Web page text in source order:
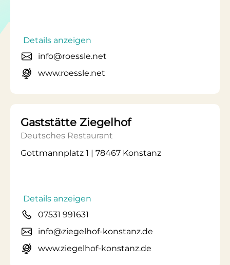
Details anzeigen
info@roessle.net
www.roessle.net
Gaststätte Ziegelhof
Deutsches Restaurant
Gottmannplatz 1 | 78467 Konstanz
Details anzeigen
07531 991631
info@ziegelhof-konstanz.de
www.ziegelhof-konstanz.de